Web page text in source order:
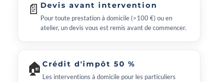
📄 Devis avant intervention
Pour toute prestation à domicile (>100 €) ou en
atelier, un devis vous est remis avant de commencer.
🏠 Crédit d'impôt 50 %
Les interventions à domicile pour les particuliers